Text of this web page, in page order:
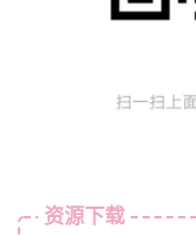
资源下载